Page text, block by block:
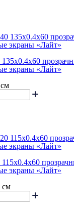
экраны «Лайт»
экраны «Лайт»
см